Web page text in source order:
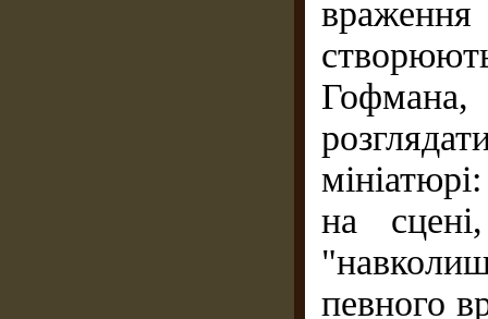
на
певного